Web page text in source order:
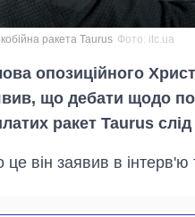
ракета Taurus Фото: itc.ua
опозиційного
що дебати щодо
ракет Taurus
це він заявив в